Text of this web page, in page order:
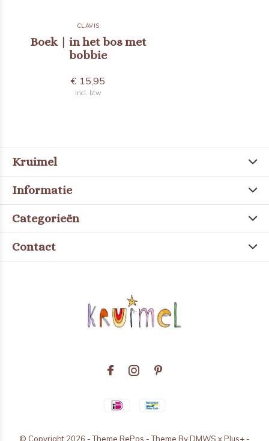
CLAVIS
Boek | in het bos met
bobbie
€ 15,95
Incl. btw
Kruimel
Informatie
Categorieën
Contact
© Copyright 2026 - Theme RePos - Theme ByDMWS xPlus+ -